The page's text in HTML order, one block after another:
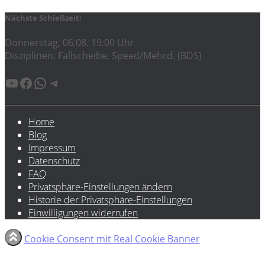
Nächste Schießzeit:
Donnerstag, 06.08. 19:00 Uhr
Disziplinen: Fallscheibe, Speed/Mehrd. (BDS)
YouTube
Facebook
WhatsApp
Telegram
Home
Blog
Impressum
Datenschutz
FAQ
Privatsphäre-Einstellungen ändern
Historie der Privatsphäre-Einstellungen
Einwilligungen widerrufen
Cookie Consent mit Real Cookie Banner